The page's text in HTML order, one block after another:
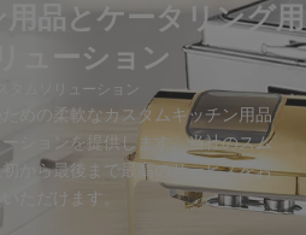
品とケータリング用
ューション
タムソリューション
めの柔軟なカスタムキッチン用品
ションを提供します。当社のスム
から最後まで最高のサービスをお
ただけます。